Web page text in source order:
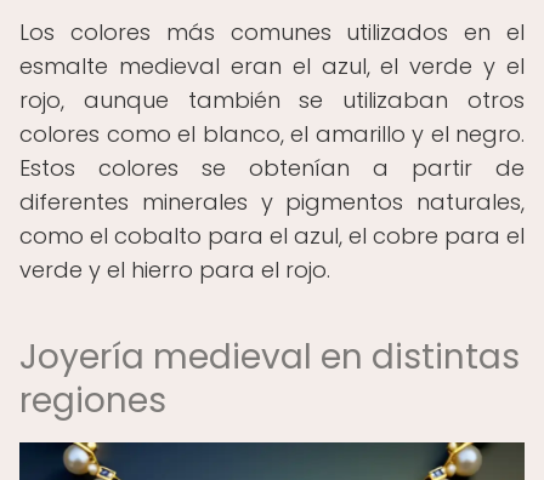
Los colores más comunes utilizados en el
esmalte medieval eran el azul, el verde y el
rojo, aunque también se utilizaban otros
colores como el blanco, el amarillo y el negro.
Estos colores se obtenían a partir de
diferentes minerales y pigmentos naturales,
como el cobalto para el azul, el cobre para el
verde y el hierro para el rojo.
Joyería medieval en distintas
regiones